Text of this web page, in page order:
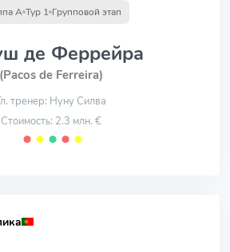
A Тур 1 Групповой этап
де Феррейра
(Pacos de Ferreira)
тренер: Нуну Силва
Стоимость: 2.3 млн. €
⬤ ⬤ ⬤ ⬤ ⬤